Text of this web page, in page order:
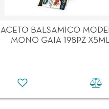
ACETO BALSAMICO
MONO GAIA 198PZ